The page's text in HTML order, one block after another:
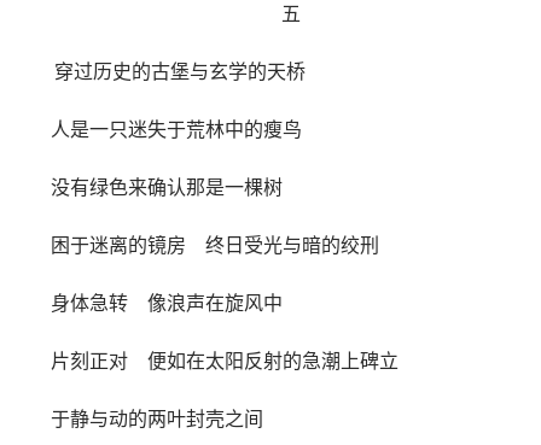
五
穿过历史的古堡与玄学的天桥
人是一只迷失于荒林中的瘦鸟
没有绿色来确认那是一棵树
困于迷离的镜房 终日受光与暗的绞刑
身体急转 像浪声在旋风中
片刻正对 便如在太阳反射的急潮上碑立
于静与动的两叶封壳之间